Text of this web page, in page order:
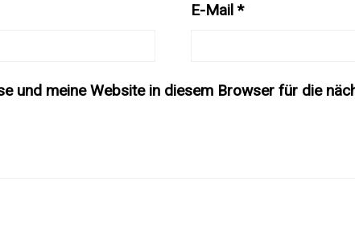
E-Mail*
und meine Website in diesem Browser für die